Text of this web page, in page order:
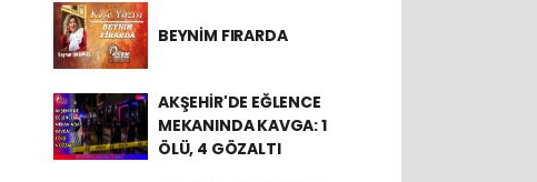
BEYNİM FIRARDA
AKŞEHİR'DE EĞLENCE
MEKANINDA KAVGA: 1
ÖLÜ, 4 GÖZALTI